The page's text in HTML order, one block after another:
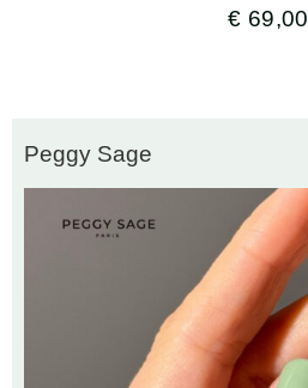
€ 69,00
Peggy Sage